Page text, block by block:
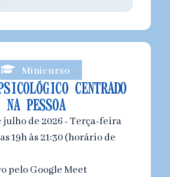
Minicurso
CENTRADO
NA PESSOA
julho de 2026 - Terça-feira
19h às 21:30 (horário de
pelo Google Meet